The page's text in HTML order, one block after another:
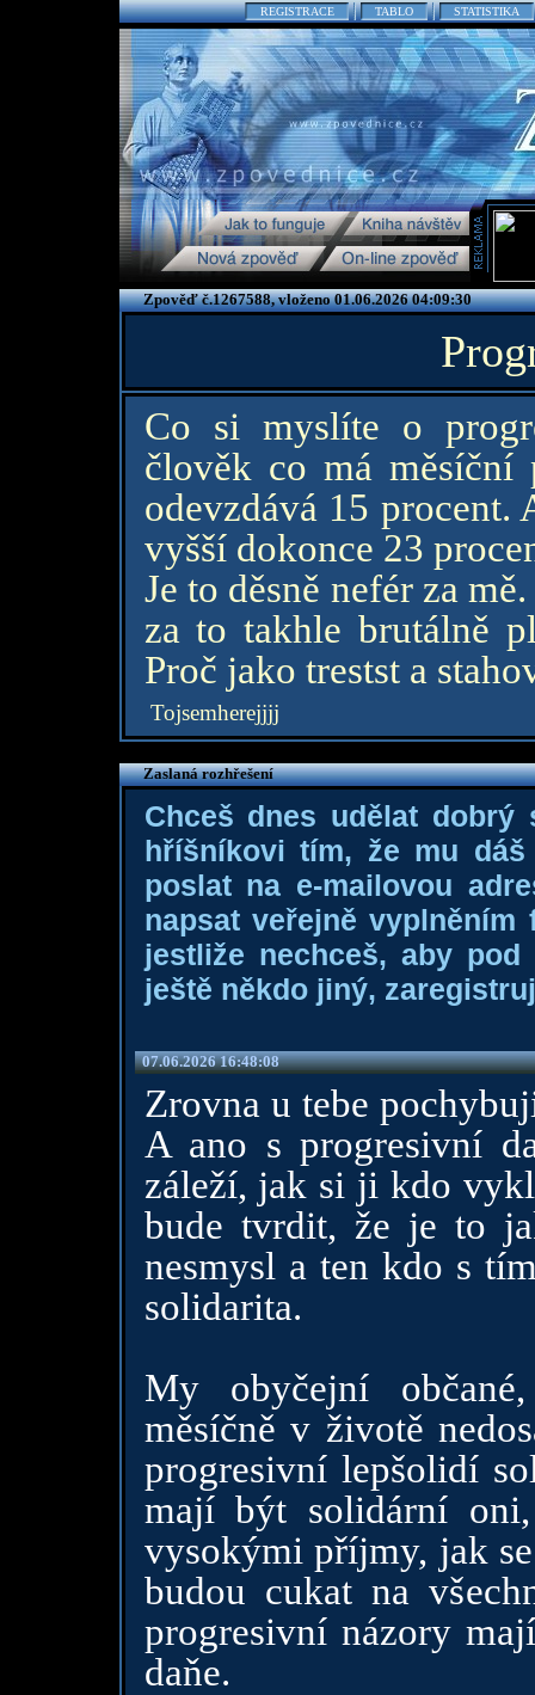
REGISTRACE TABLO STATISTIKA
Zpověď č.1267588, vloženo 01.06.2026 04:09:30
Co si myslíte o
člověk co má
odevzdává 15
vyšší dokonce 23
Je to děsně nefér za
za to takhle brutálně
Proč jako trestst a
Tojsemherejjjj
Zaslaná rozhřešení
Chceš dnes udělat dobrý
hříšníkovi tím, že mu
poslat na e-mailovou
napsat veřejně
jestliže nechceš, aby
ještě někdo jiný,
07.06.2026 16:48:08
Zrovna u tebe
A ano s progresivní
záleží, jak si ji kdo
bude tvrdit, že je to
nesmysl a ten kdo s
solidarita.
My obyčejní
měsíčně v životě
progresivní lepšolidí
mají být solidární
vysokými příjmy, jak
budou cukat na
progresivní názory
daňe.